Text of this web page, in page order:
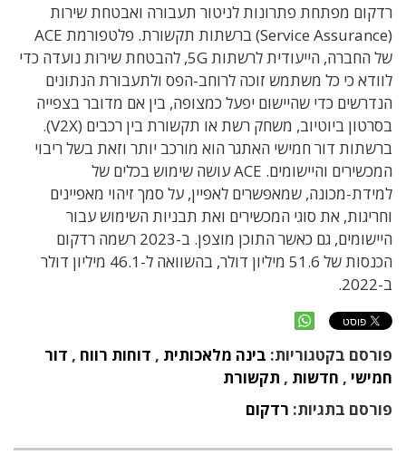
רדקום מפתחת פתרונות לניטור תעבורה ואבטחת שירות
(Service Assurance) ברשתות תקשורת. פלטפורמת ACE
של החברה, הייעודית לרשתות 5G, להבטחת שירות נועדה כדי
לוודא כי כל משתמש זוכה לרוחב-הפס ולתעבורת הנתונים
הנדרשים כדי שהיישום יפעל כמצופה, בין אם מדובר בצפייה
בסרטון ביוטיוב, משחק רשת או תקשורת בין רכבים (V2X).
ברשתות דור חמישי האתגר הוא מורכב יותר וזאת בשל ריבוי
המכשירים והיישומים. ACE עושה שימוש בכלים של
למידת-מכונה, שמאפשרים לאפיין, על סמך זיהוי מאפיינים
וחריגות, את סוגי המכשירים ואת תבניות השימוש עבור
היישומים, גם כאשר התוכן מוצפן. ב-2023 רשמה רדקום
הכנסות של 51.6 מיליון דולר, בהשוואה ל-46.1 מיליון דולר
ב-2022.
פורסם בקטגוריות: בינה מלאכותית , דוחות רווח , דור
חמישי , חדשות , תקשורת
פורסם בתגיות: רדקום